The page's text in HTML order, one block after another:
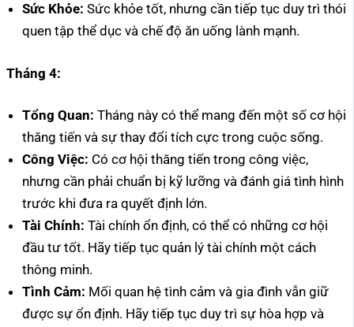
Sức Khỏe: Sức khỏe tốt, nhưng cần tiếp tục duy trì thói
quen tập thể dục và chế độ ăn uống lành mạnh.
Tháng 4:
Tổng Quan: Tháng này có thể mang đến một số cơ hội
thăng tiến và sự thay đổi tích cực trong cuộc sống.
Công Việc: Có cơ hội thăng tiến trong công việc,
nhưng cần phải chuẩn bị kỹ lưỡng và đánh giá tình hình
trước khi đưa ra quyết định lớn.
Tài Chính: Tài chính ổn định, có thể có những cơ hội
đầu tư tốt. Hãy tiếp tục quản lý tài chính một cách
thông minh.
Tình Cảm: Mối quan hệ tình cảm và gia đình vẫn giữ
được sự ổn định. Hãy tiếp tục duy trì sự hòa hợp và